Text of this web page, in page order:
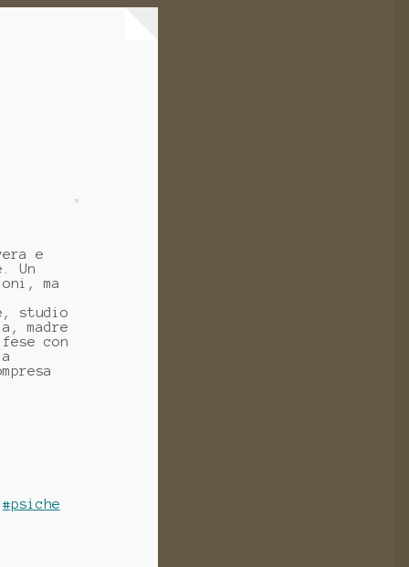
e
Un
ma
studio
madre
con
#psiche